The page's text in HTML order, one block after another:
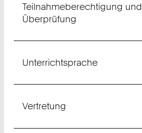
Teilnahmeberechtigung und
Überprüfung
Unterrichtsprache
Vertretung